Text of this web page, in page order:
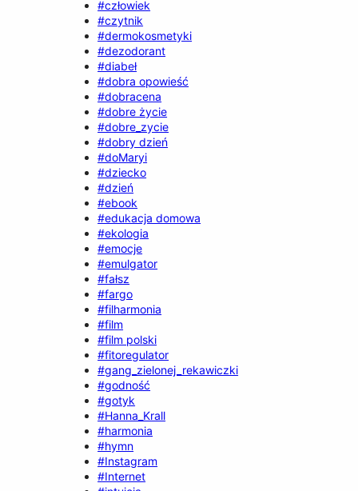
#człowiek
#czytnik
#dermokosmetyki
#dezodorant
#diabeł
#dobra opowieść
#dobracena
#dobre życie
#dobre_zycie
#dobry dzień
#doMaryi
#dziecko
#dzień
#ebook
#edukacja domowa
#ekologia
#emocje
#emulgator
#fałsz
#fargo
#filharmonia
#film
#film polski
#fitoregulator
#gang_zielonej_rekawiczki
#godność
#gotyk
#Hanna_Krall
#harmonia
#hymn
#Instagram
#Internet